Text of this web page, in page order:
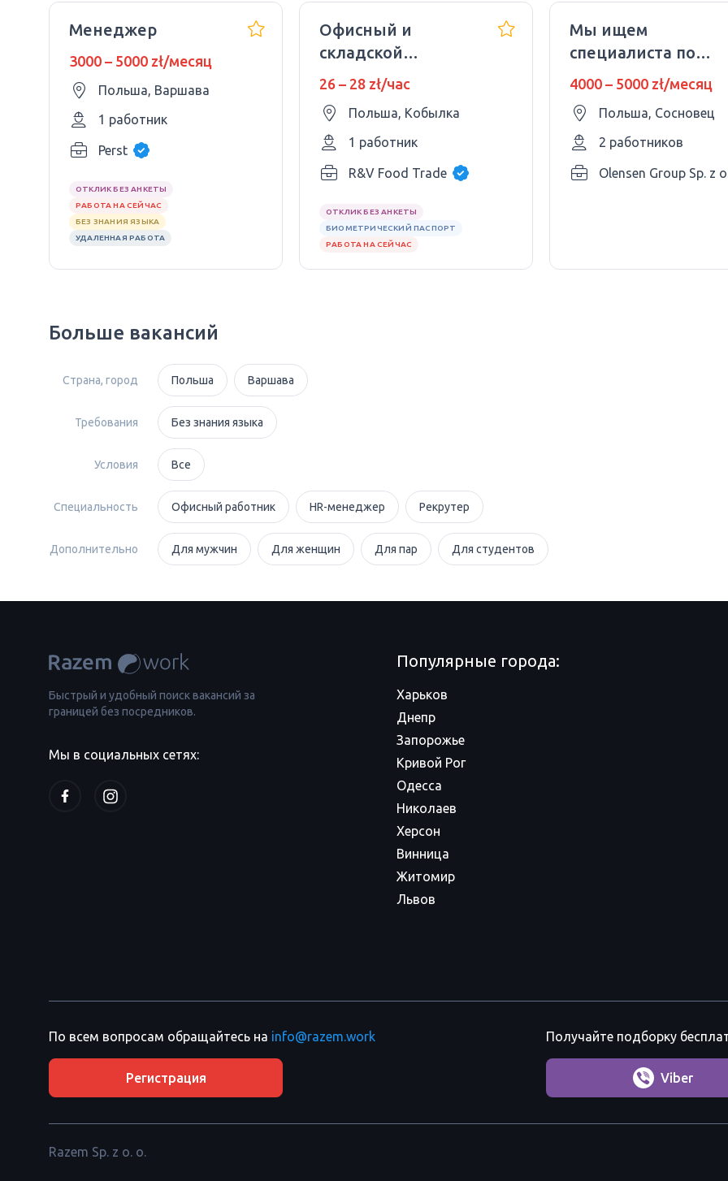
Менеджер
3000 – 5000 zł/месяц
Польша, Варшава
1 работник
Perst
ОТКЛИК БЕЗ АНКЕТЫ
РАБОТА НА СЕЙЧАС
БЕЗ ЗНАНИЯ ЯЗЫКА
УДАЛЕННАЯ РАБОТА
Офисный и
складской
работник
26 – 28 zł/час
Польша, Кобылка
1 работник
R&V Food Trade
ОТКЛИК БЕЗ АНКЕТЫ
БИОМЕТРИЧЕСКИЙ ПАСПОРТ
РАБОТА НА СЕЙЧАС
Мы ищем
специалиста по
подбору
персонала в нашу
команду.
4000 – 5000 zł/месяц
Польша, Сосновец
2 работников
Olensen Group Sp. z
Больше вакансий
Страна, город Польша Варшава
Требования Без знания языка
Условия Все
Специальность Офисный работник HR-менеджер Рекрутер
Дополнительно Для мужчин Для женщин Для пар Для студентов
Быстрый и удобный поиск вакансий за
границей без посредников.
Мы в социальных сетях:
Популярные города:
Харьков
Днепр
Запорожье
Кривой Рог
Одесса
Николаев
Херсон
Винница
Житомир
Львов
По всем вопросам обращайтесь на info@razem.work
Регистрация
Получайте подборку
Viber
Razem Sp. z o. o.